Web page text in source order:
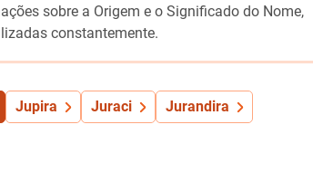
sobre a Origem e o Significado do Nome,
constantemente.
Jupira Juraci Jurandira